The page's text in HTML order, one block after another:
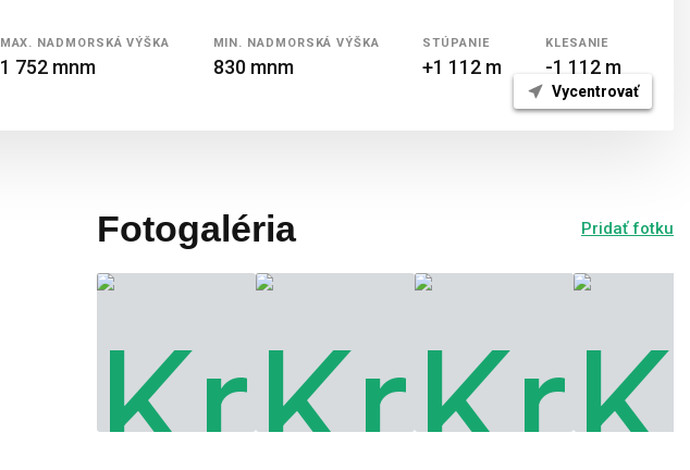
Vycentrovať
MAX. NADMORSKÁ VÝŠKA
1 752 mnm
MIN. NADMORSKÁ VÝŠKA
830 mnm
STÚPANIE
+1 112 m
KLESANIE
-1 112 m
Fotogaléria Pridať fotku